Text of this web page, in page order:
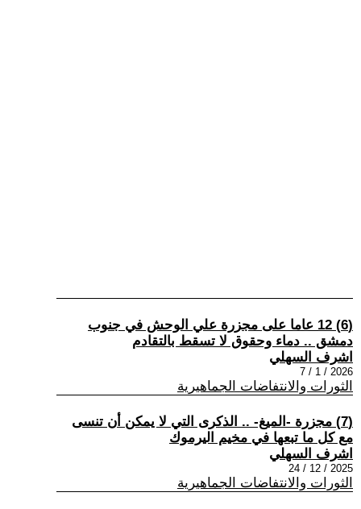
(6) 12 عاما على مجزرة علي الوحش في جنوب
دمشق .. دماء وحقوق لا تسقط بالتقادم
اشرف السهلي
2026 / 1 / 7
الثورات والانتفاضات الجماهيرية
(7) مجزرة -الميغ- .. الذكرى التي لا يمكن أن تنسى
مع كل ما تبعها في مخيم اليرموك
اشرف السهلي
2025 / 12 / 24
الثورات والانتفاضات الجماهيرية